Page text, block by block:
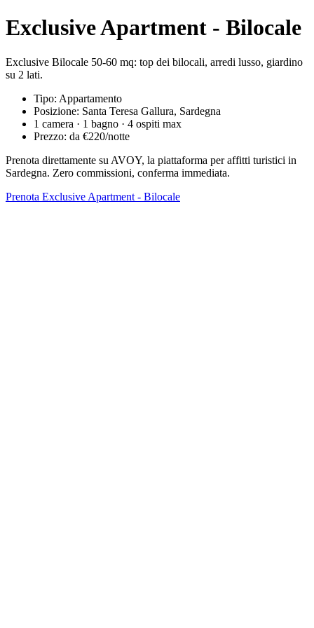
Exclusive Apartment - Bilocale
Exclusive Bilocale 50-60 mq: top dei bilocali, arredi lusso, giardino
su 2 lati.
Tipo: Appartamento
Posizione: Santa Teresa Gallura, Sardegna
1 camera · 1 bagno · 4 ospiti max
Prezzo: da €220/notte
Prenota direttamente su AVOY, la piattaforma per affitti turistici in
Sardegna. Zero commissioni, conferma immediata.
Prenota Exclusive Apartment - Bilocale